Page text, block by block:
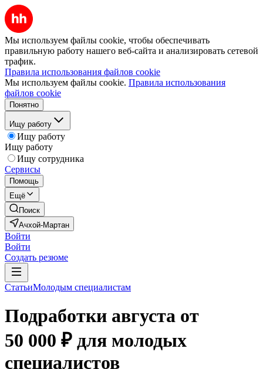
Мы используем файлы cookie, чтобы обеспечивать
правильную работу нашего веб-сайта и анализировать сетевой
трафик.
Правила использования файлов cookie
Мы используем файлы cookie. Правила использования
файлов cookie
Понятно
Ищу работу
Ищу работу
Ищу работу
Ищу сотрудника
Сервисы
Помощь
Ещё
Поиск
Ачхой-Мартан
Войти
Войти
Создать резюме
СтатьиМолодым специалистам
Подработки августа от
50 000 ₽ для молодых
специалистов